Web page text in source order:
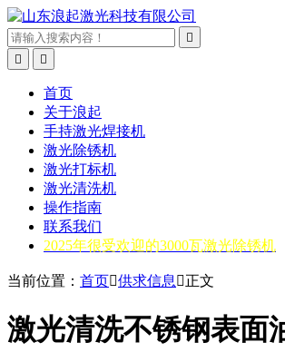



首页
关于浪起
手持激光焊接机
激光除锈机
激光打标机
激光清洗机
操作指南
联系我们
2025年很受欢迎的3000瓦激光除锈机
当前位置： 首页供求信息 正文
激光清洗不锈钢表面